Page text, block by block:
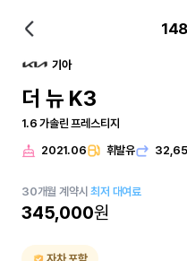
기아
더 뉴 K3
1.6 가솔린 프레스티지
2021.06 휘발유
30개월 계약시최저 대여료
345,000원